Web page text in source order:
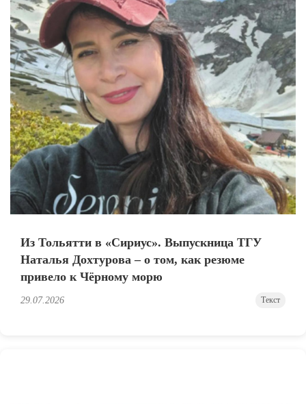
Из Тольятти в «Сириус». Выпускница ТГУ
Наталья Дохтурова – о том, как резюме
привело к Чёрному морю
29.07.2026 Текст